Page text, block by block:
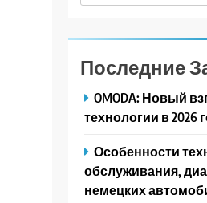
Последние
OMODA: Новый
технологии в 2026
Особенности
обслуживания,
немецких